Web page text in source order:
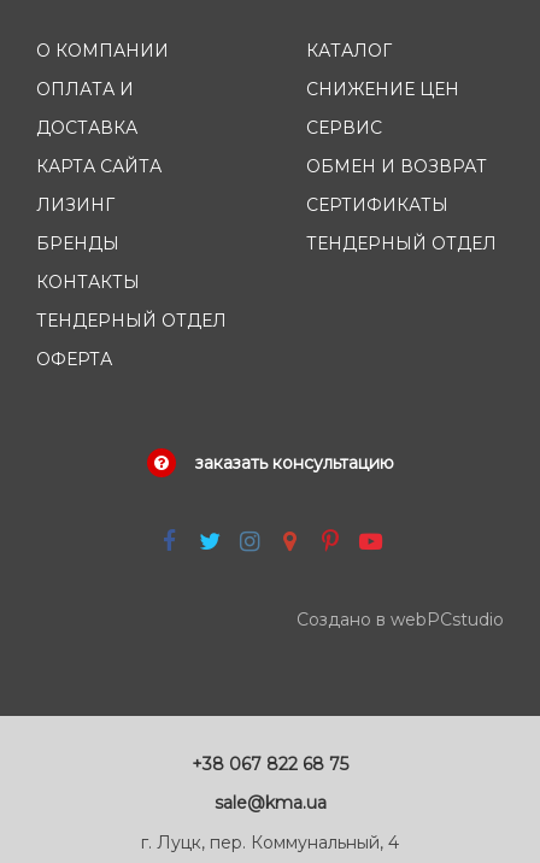
О КОМПАНИИ
ОПЛАТА И
ДОСТАВКА
КАРТА САЙТА
ЛИЗИНГ
БРЕНДЫ
КОНТАКТЫ
ТЕНДЕРНЫЙ ОТДЕЛ
ОФЕРТА
КАТАЛОГ
СНИЖЕНИЕ ЦЕН
СЕРВИС
ОБМЕН И ВОЗВРАТ
СЕРТИФИКАТЫ
ТЕНДЕРНЫЙ ОТДЕЛ
заказать консультацию
Создано в webPCstudio
+38 067 822 68 75
sale@kma.ua
г. Луцк, пер. Коммунальный, 4